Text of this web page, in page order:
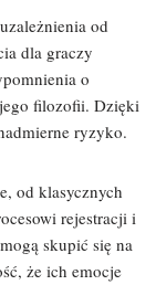
od
dla graczy
o
filozofii. Dzięki
ryzyko.
od klasycznych
rejestracji i
skupić się na
że ich emocje